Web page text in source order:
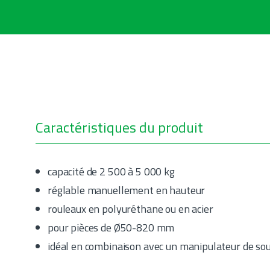
Caractéristiques du produit
capacité de 2 500 à 5 000 kg
réglable manuellement en hauteur
rouleaux en polyuréthane ou en acier
pour pièces de Ø50-820 mm
idéal en combinaison avec un manipulateur de